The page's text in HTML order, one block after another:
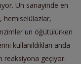
Un sanayinde en
hemiselülazlar,
un öğütülürken
kullanıldıkları anda
reaksiyona geçiyor.